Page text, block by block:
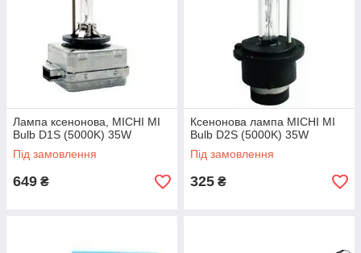
Лампа ксенонова, MICHI MI
Bulb D1S (5000K) 35W
Під замовлення
649 ₴
Ксенонова лампа MICHI MI
Bulb D2S (5000K) 35W
Під замовлення
325 ₴